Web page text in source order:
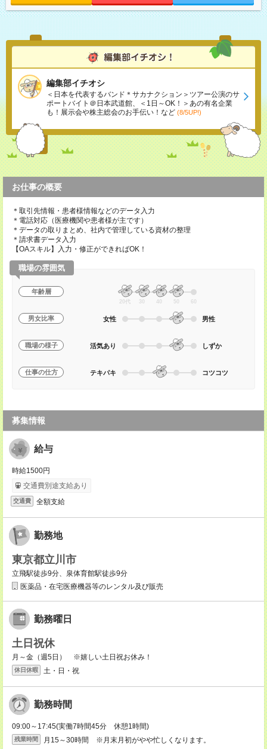
編集部イチオシ
＜日本を代表するバンド＊サカナクション＞ツアー公演のサ
ポートバイト＠日本武道館、＜1日～OK！＞あの有名企業
も！展示会や株主総会のお手伝い！など (8/5UP!)
お仕事の概要
＊取引先情報・患者様情報などのデータ入力
＊電話対応（医療機関や患者様が主です）
＊データの取りまとめ、社内で管理している資材の整理
＊請求書データ入力
【OAスキル】入力・修正ができればOK！
職場の雰囲気
年齢層
20代 30 40 50 60
男女比率 女性 男性
職場の様子 活気あり しずか
仕事の仕方 テキパキ コツコツ
募集情報
給与
時給1500円
交通費別途支給あり
交通費 全額支給
勤務地
東京都立川市
立飛駅徒歩9分、泉体育館駅徒歩9分
医薬品・在宅医療機器等のレンタル及び販売
勤務曜日
土日祝休
月～金（週5日） ※嬉しい土日祝お休み！
休日休暇 土・日・祝
勤務時間
09:00～17:45(実働7時間45分 休憩1時間)
残業時間 月15～30時間 ※月末月初がやや忙しくなります。